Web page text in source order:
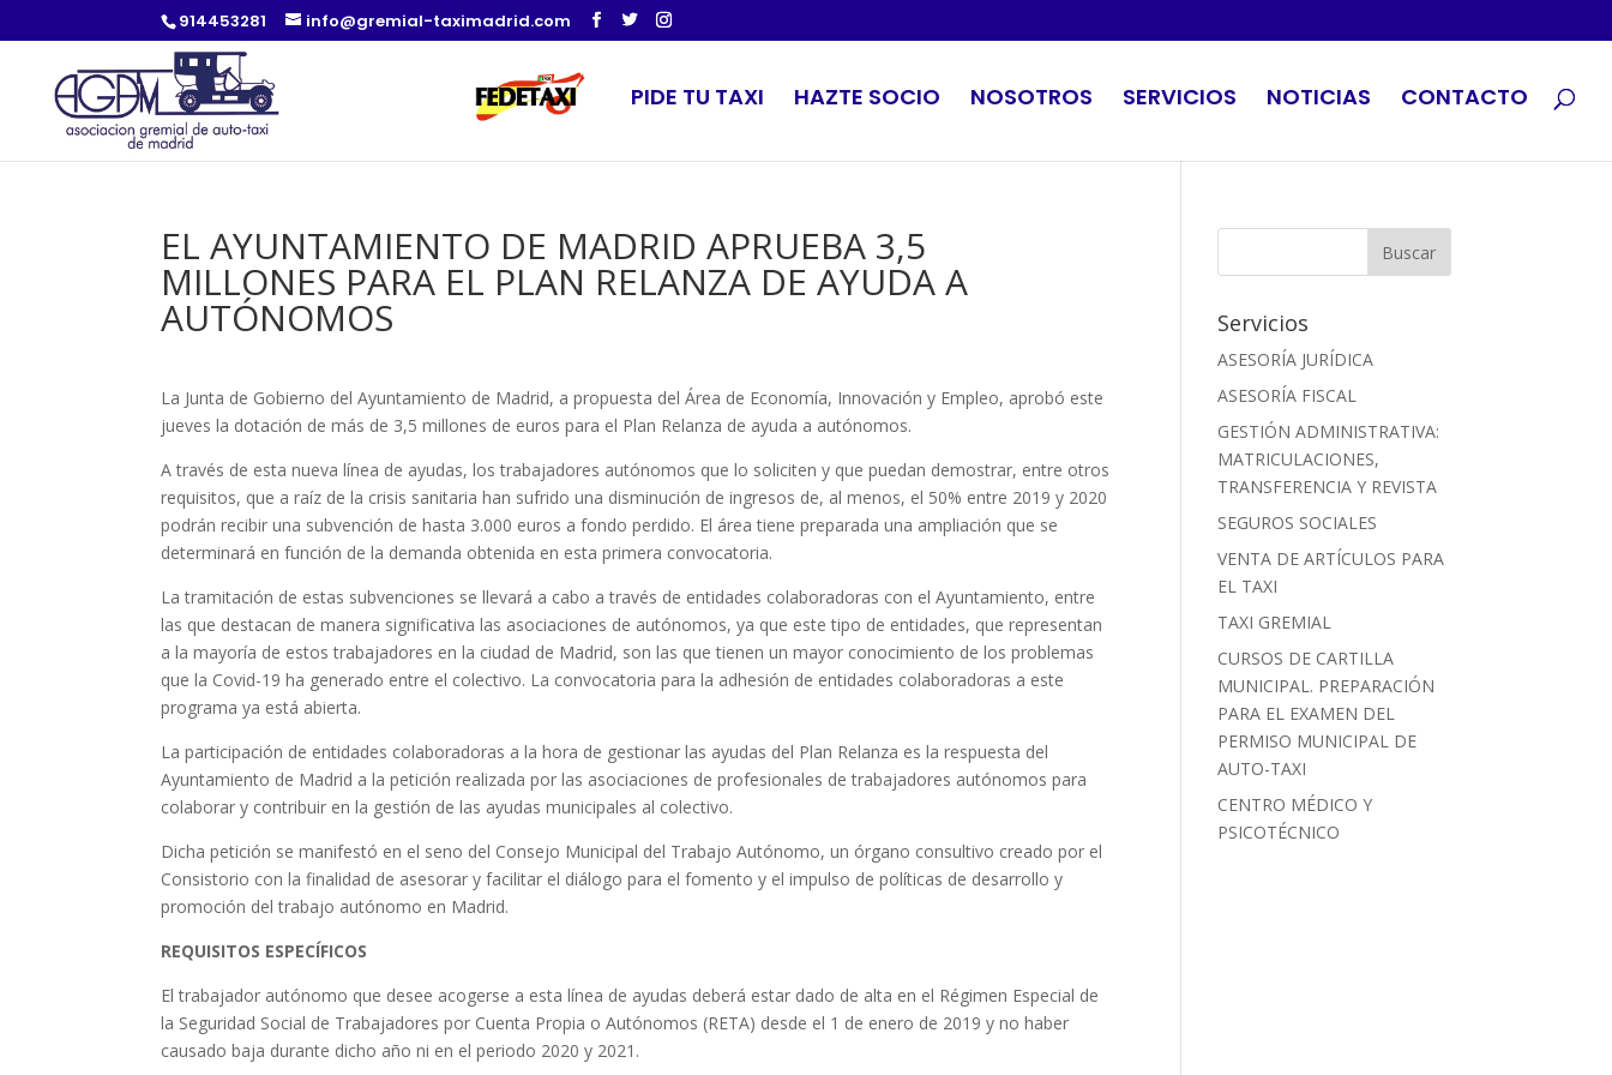
914453281 info@gremial-taximadrid.com
PIDE TU TAXI HAZTE SOCIO NOSOTROS SERVICIOS NOTICIAS CONTACTO
EL AYUNTAMIENTO DE MADRID APRUEBA 3,5
MILLONES PARA EL PLAN RELANZA DE AYUDA A
AUTÓNOMOS
La Junta de Gobierno del Ayuntamiento de Madrid, a propuesta del Área de Economía, Innovación y Empleo, aprobó este
jueves la dotación de más de 3,5 millones de euros para el Plan Relanza de ayuda a autónomos.
A través de esta nueva línea de ayudas, los trabajadores autónomos que lo soliciten y que puedan demostrar, entre otros
requisitos, que a raíz de la crisis sanitaria han sufrido una disminución de ingresos de, al menos, el 50% entre 2019 y 2020
podrán recibir una subvención de hasta 3.000 euros a fondo perdido. El área tiene preparada una ampliación que se
determinará en función de la demanda obtenida en esta primera convocatoria.
La tramitación de estas subvenciones se llevará a cabo a través de entidades colaboradoras con el Ayuntamiento, entre
las que destacan de manera significativa las asociaciones de autónomos, ya que este tipo de entidades, que representan
a la mayoría de estos trabajadores en la ciudad de Madrid, son las que tienen un mayor conocimiento de los problemas
que la Covid-19 ha generado entre el colectivo. La convocatoria para la adhesión de entidades colaboradoras a este
programa ya está abierta.
La participación de entidades colaboradoras a la hora de gestionar las ayudas del Plan Relanza es la respuesta del
Ayuntamiento de Madrid a la petición realizada por las asociaciones de profesionales de trabajadores autónomos para
colaborar y contribuir en la gestión de las ayudas municipales al colectivo.
Dicha petición se manifestó en el seno del Consejo Municipal del Trabajo Autónomo, un órgano consultivo creado por el
Consistorio con la finalidad de asesorar y facilitar el diálogo para el fomento y el impulso de políticas de desarrollo y
promoción del trabajo autónomo en Madrid.
REQUISITOS ESPECÍFICOS
El trabajador autónomo que desee acogerse a esta línea de ayudas deberá estar dado de alta en el Régimen Especial de
la Seguridad Social de Trabajadores por Cuenta Propia o Autónomos (RETA) desde el 1 de enero de 2019 y no haber
causado baja durante dicho año ni en el periodo 2020 y 2021.
Servicios
ASESORÍA JURÍDICA
ASESORÍA FISCAL
GESTIÓN ADMINISTRATIVA:
MATRICULACIONES,
TRANSFERENCIA Y REVISTA
SEGUROS SOCIALES
VENTA DE ARTÍCULOS PARA
EL TAXI
TAXI GREMIAL
CURSOS DE CARTILLA
MUNICIPAL. PREPARACIÓN
PARA EL EXAMEN DEL
PERMISO MUNICIPAL DE
AUTO-TAXI
CENTRO MÉDICO Y
PSICOTÉCNICO